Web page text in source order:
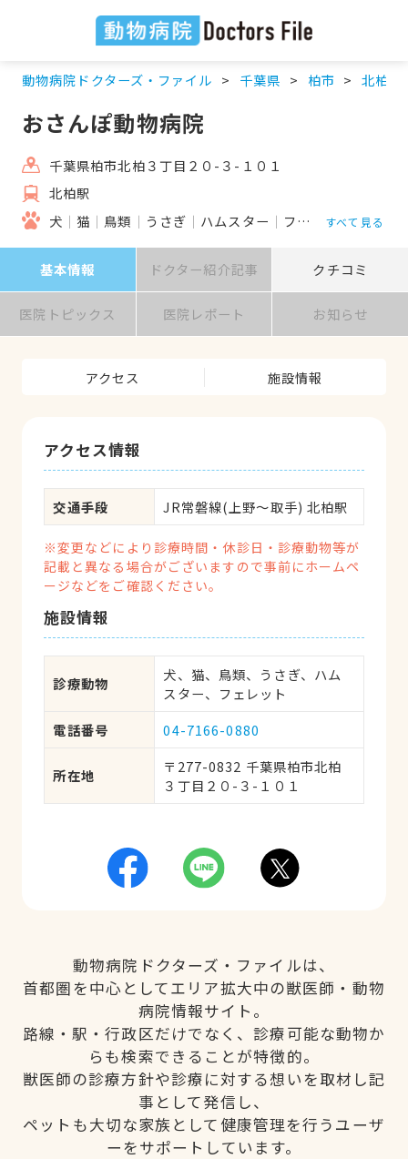
動物病院ドクターズ・ファイル 千葉県 柏市 北柏駅
おさんぽ動物病院
千葉県柏市北柏３丁目２０-３-１０１
北柏駅
犬
猫 鳥類 うさぎ ハムスター フェレット すべて見る
基本情報 ドクター紹介記事 クチコミ
医院トピックス 医院レポート お知らせ
アクセス 施設情報
アクセス情報
交通手段 JR常磐線(上野～取手) 北柏駅
※変更などにより診療時間・休診日・診療動物等が
記載と異なる場合がございますので事前にホームペ
ージなどをご確認ください。
施設情報
診療動物
犬、猫、鳥類、うさぎ、ハム
スター、フェレット
電話番号
04-7166-0880
所在地
〒277-0832 千葉県柏市北柏
３丁目２０-３-１０１
動物病院ドクターズ・ファイルは、
首都圏を中心としてエリア拡大中の獣医師・動物
病院情報サイト。
路線・駅・行政区だけでなく、診療可能な動物か
らも検索できることが特徴的。
獣医師の診療方針や診療に対する想いを取材し記
事として発信し、
ペットも大切な家族として健康管理を行うユーザ
ーをサポートしています。